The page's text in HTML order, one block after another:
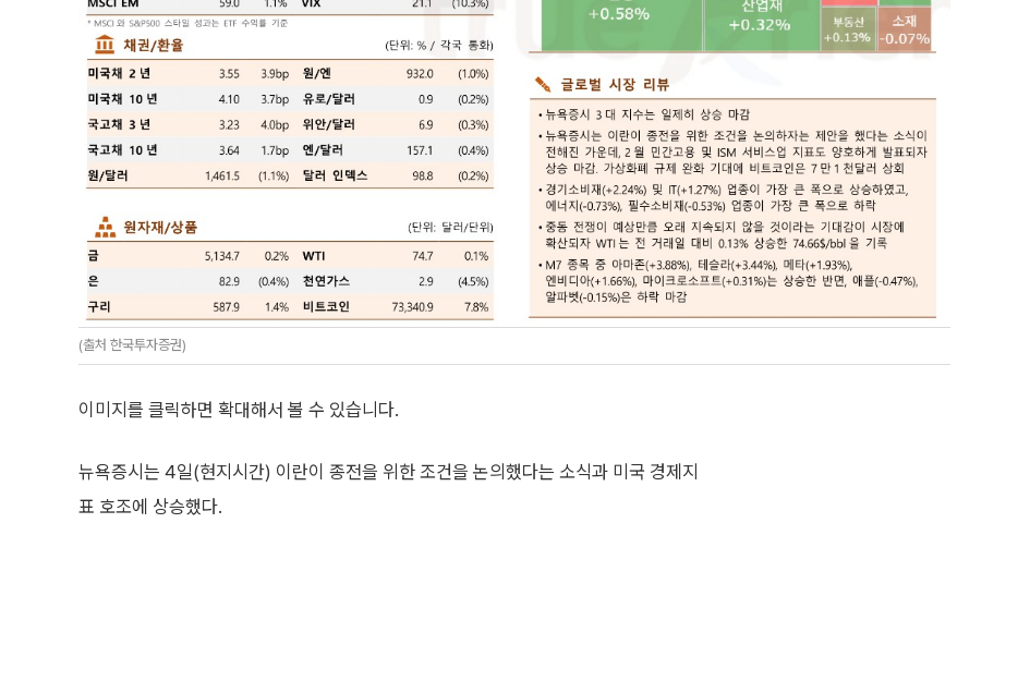
(출처 한국투자증권)
이미지를 클릭하면 확대해서 볼 수 있습니다.
뉴욕증시는 4일(현지시간) 이란이 종전을 위한 조건을 논의했다는 소식과 미국 경제지
표 호조에 상승했다.